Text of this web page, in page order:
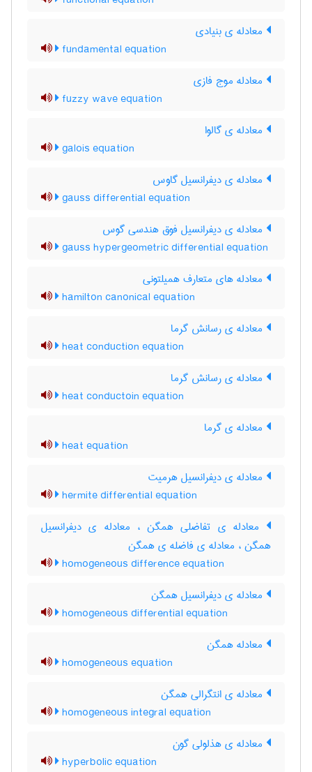
معادله ی بنیادی
fundamental equation
معادله موج فازی
fuzzy wave equation
معادله ی گالوا
galois equation
معادله ی دیفرانسیل گاوس
gauss differential equation
معادله ی دیفرانسیل فوق هندسی گوس
gauss hypergeometric differential equation
معادله های متعارف همیلتونی
hamilton canonical equation
معادله ی رسانش گرما
heat conduction equation
معادله ی رسانش گرما
heat conductoin equation
معادله ی گرما
heat equation
معادله ی دیفرانسیل هرمیت
hermite differential equation
معادله ی تفاضلی همگن ، معادله ی دیفرانسیل
همگن ، معادله ی فاضله ی همگن
homogeneous difference equation
معادله ی دیفرانسیل همگن
homogeneous differential equation
معادله همگن
homogeneous equation
معادله ی انتگرالی همگن
homogeneous integral equation
معادله ی هذلولی گون
hyperbolic equation